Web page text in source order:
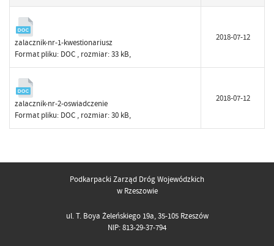
zalacznik-nr-1-kwestionariusz
Format pliku: DOC , rozmiar: 33 kB,
2018-07-12
zalacznik-nr-2-oswiadczenie
Format pliku: DOC , rozmiar: 30 kB,
2018-07-12
Podkarpacki Zarząd Dróg Wojewódzkich
w Rzeszowie
ul. T. Boya Żeleńskiego 19a, 35-105 Rzeszów
NIP: 813-29-37-794